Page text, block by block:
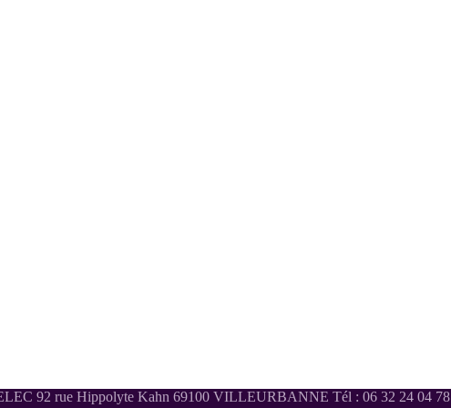
92 rue Hippolyte Kahn 69100 VILLEURBANNE Tél : 06 32 24 04 78